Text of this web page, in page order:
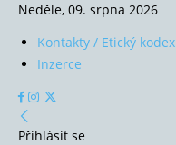
Neděle, 09. srpna 2026
Kontakty / Etický kodex
Inzerce
Přihlásit se